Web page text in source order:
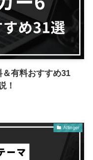
有料おすすめ31
！
Affinger